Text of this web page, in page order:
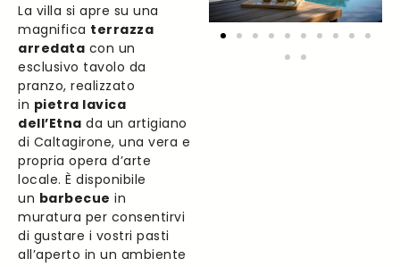
La villa si apre su una
magnifica terrazza
arredata con un
esclusivo tavolo da
pranzo, realizzato
in pietra lavica
dell’Etna da un artigiano
di Caltagirone, una vera e
propria opera d’arte
locale. È disponibile
un barbecue in
muratura per consentirvi
di gustare i vostri pasti
all’aperto in un ambiente